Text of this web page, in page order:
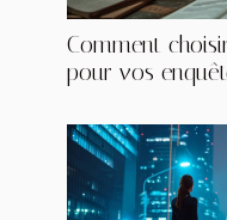
Comment
pour vos